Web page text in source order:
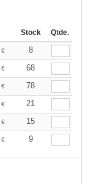
Stock Qtde.
€
8
€
68
€
78
€
21
€
15
€ 9